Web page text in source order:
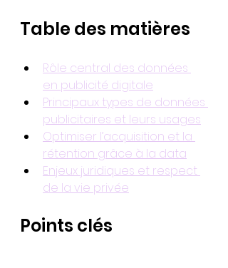
Table des matières
Rôle central des données
en publicité digitale
Principaux types de données
publicitaires et leurs usages
Optimiser l’acquisition et la
rétention grâce à la data
Enjeux juridiques et respect
de la vie privée
Points clés